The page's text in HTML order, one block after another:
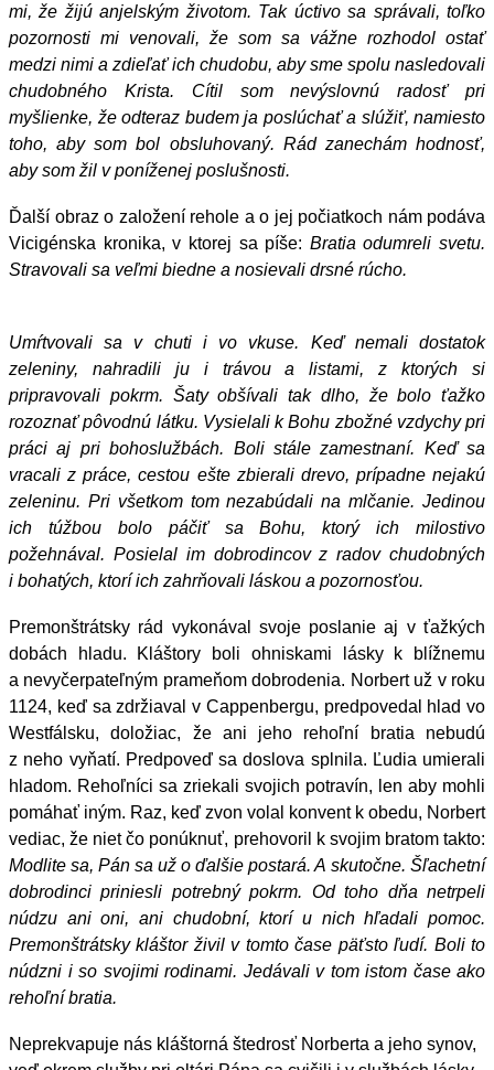
mi, že žijú anjelským životom. Tak úctivo sa správali, toľko
pozornosti mi venovali, že som sa vážne rozhodol ostať
medzi nimi a zdieľať ich chudobu, aby sme spolu nasledovali
chudobného Krista. Cítil som nevýslovnú radosť pri
myšlienke, že odteraz budem ja poslúchať a slúžiť, namiesto
toho, aby som bol obsluhovaný. Rád zanechám hodnosť,
aby som žil v poníženej poslušnosti.
Ďalší obraz o založení rehole a o jej počiatkoch nám podáva
Vicigénska kronika, v ktorej sa píše: Bratia odumreli svetu.
Stravovali sa veľmi biedne a nosievali drsné rúcho.
Umŕtvovali sa v chuti i vo vkuse. Keď nemali dostatok
zeleniny, nahradili ju i trávou a listami, z ktorých si
pripravovali pokrm. Šaty obšívali tak dlho, že bolo ťažko
rozoznať pôvodnú látku. Vysielali k Bohu zbožné vzdychy pri
práci aj pri bohoslužbách. Boli stále zamestnaní. Keď sa
vracali z práce, cestou ešte zbierali drevo, prípadne nejakú
zeleninu. Pri všetkom tom nezabúdali na mlčanie. Jedinou
ich túžbou bolo páčiť sa Bohu, ktorý ich milostivo
požehnával. Posielal im dobrodincov z radov chudobných
i bohatých, ktorí ich zahrňovali láskou a pozornosťou.
Premonštrátsky rád vykonával svoje poslanie aj v ťažkých
dobách hladu. Kláštory boli ohniskami lásky k blížnemu
a nevyčerpateľným prameňom dobrodenia. Norbert už v roku
1124, keď sa zdržiaval v Cappenbergu, predpovedal hlad vo
Westfálsku, doložiac, že ani jeho rehoľní bratia nebudú
z neho vyňatí. Predpoveď sa doslova splnila. Ľudia umierali
hladom. Rehoľníci sa zriekali svojich potravín, len aby mohli
pomáhať iným. Raz, keď zvon volal konvent k obedu, Norbert
vediac, že niet čo ponúknuť, prehovoril k svojim bratom takto:
Modlite sa, Pán sa už o ďalšie postará. A skutočne. Šľachetní
dobrodinci priniesli potrebný pokrm. Od toho dňa netrpeli
núdzu ani oni, ani chudobní, ktorí u nich hľadali pomoc.
Premonštrátsky kláštor živil v tomto čase päťsto ľudí. Boli to
núdzni i so svojimi rodinami. Jedávali v tom istom čase ako
rehoľní bratia.
Neprekvapuje nás kláštorná štedrosť Norberta a jeho synov,